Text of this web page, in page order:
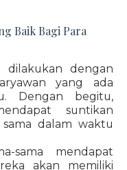
Baik Bagi Para
dilakukan dengan
yang ada
Dengan begitu,
suntikan
dalam waktu
sama mendapat
akan memiliki